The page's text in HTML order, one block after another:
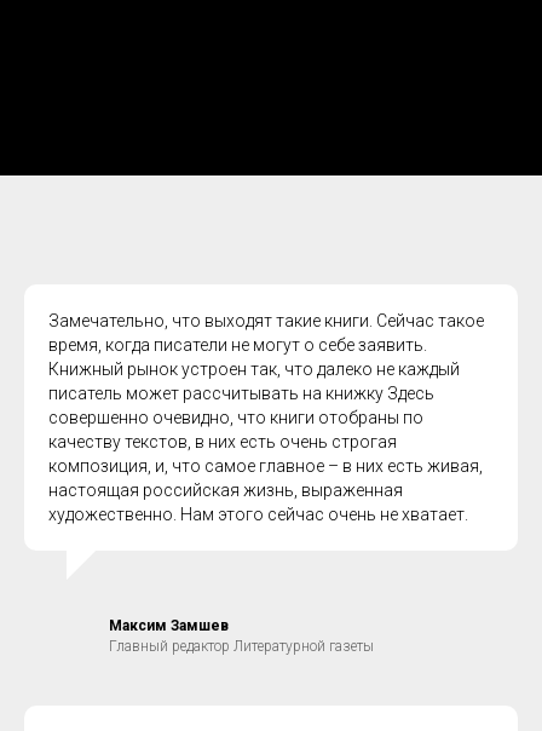
Замечательно, что выходят такие книги. Сейчас такое
время, когда писатели не могут о себе заявить.
Книжный рынок устроен так, что далеко не каждый
писатель может рассчитывать на книжку Здесь
совершенно очевидно, что книги отобраны по
качеству текстов, в них есть очень строгая
композиция, и, что самое главное – в них есть живая,
настоящая российская жизнь, выраженная
художественно. Нам этого сейчас очень не хватает.
Максим Замшев
Главный редактор Литературной газеты